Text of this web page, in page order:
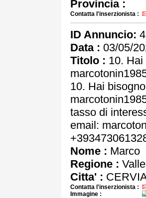
Provincia :
Contatta l'inserzionista :
ID Annuncio:
Data : 03/05/
Titolo : 10.
10. Hai
tasso di
email:
Nome : Marco
Regione :
Citta' :
Contatta l'inserzionista :
Immagine :